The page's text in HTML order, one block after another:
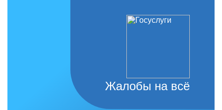
Жалобы на всё